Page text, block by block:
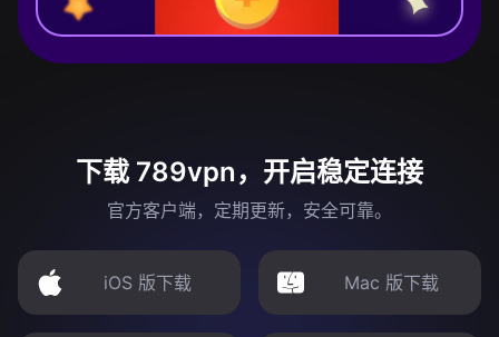
下载 789vpn，开启稳定连接
官方客户端，定期更新，安全可靠。
iOS 版下载 Mac 版下载